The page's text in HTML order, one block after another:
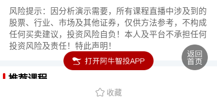
风险提示：因分析演示需要，所有课程直播中涉及到的
股票、行业、市场及其他证券，仅供方法参考，不构成
任何买卖建议，投资风险自负！本人及平台不承担任何
投资风险及责任！特此声明！
推荐课程
收藏